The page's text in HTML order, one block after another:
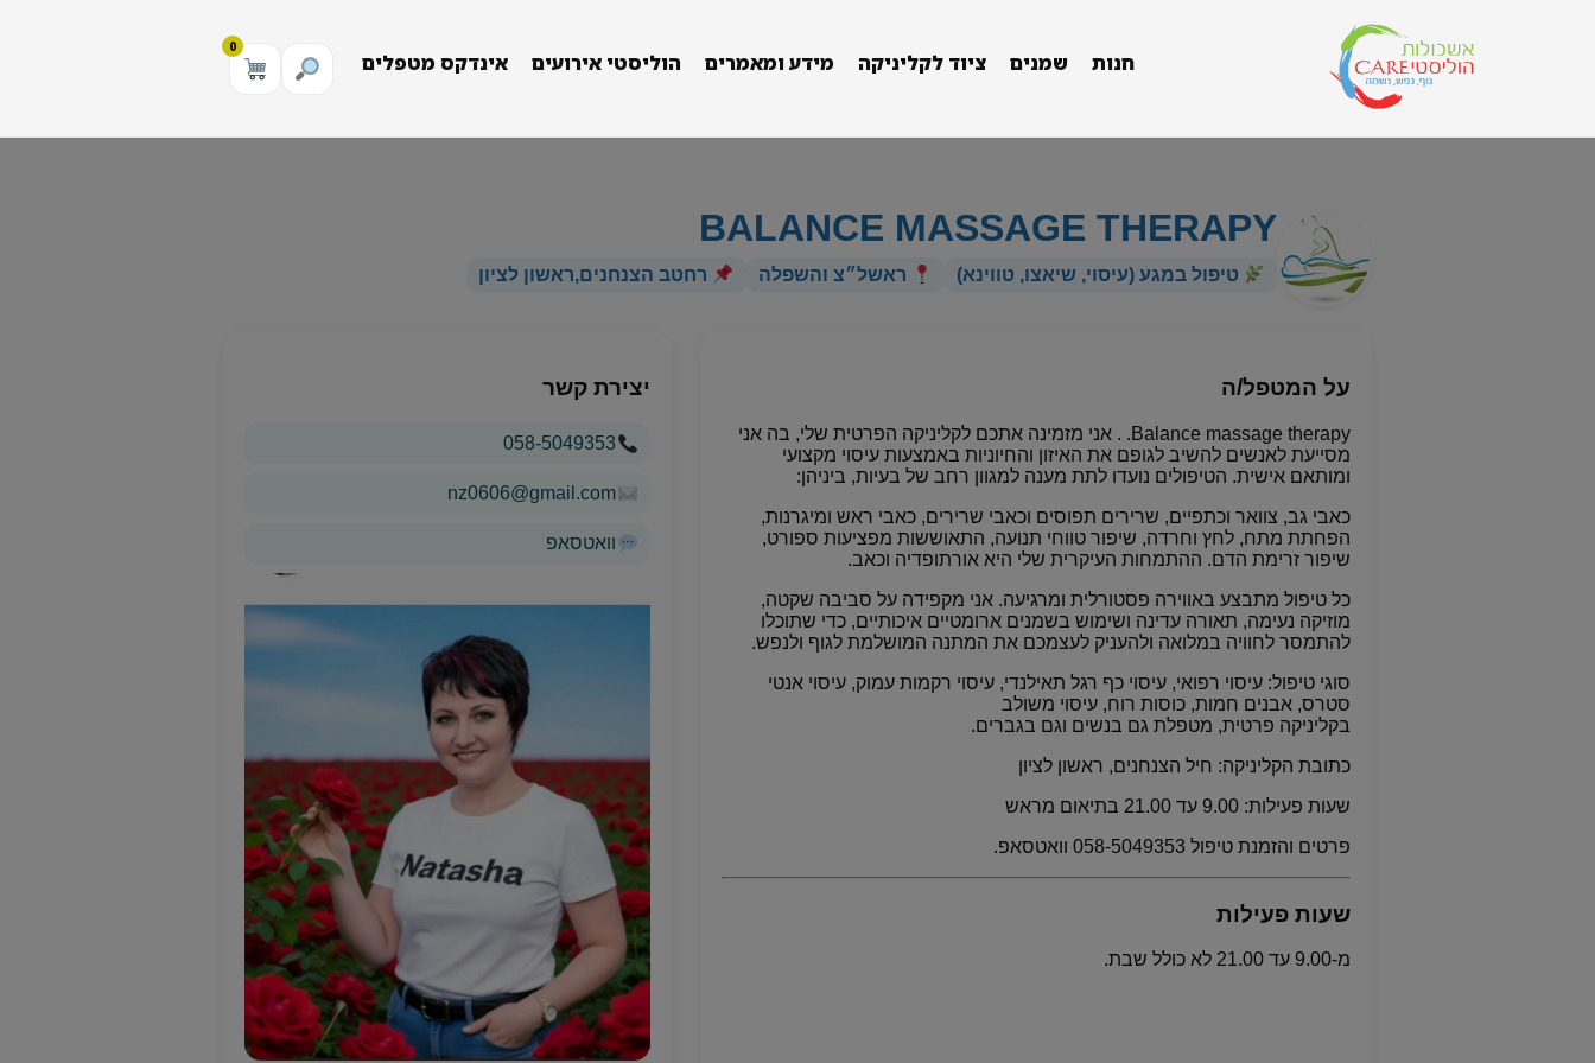
חנות שמנים ציוד לקליניקה מידע ומאמרים הוליסטי אירועים אינדקס מטפלים
0
BALANCE MASSAGE THERAPY
טיפול במגע (עיסוי, שיאצו, טווינא) ראשל״צ והשפלה רחטב הצנחנים,ראשון לציון
על המטפל/ה
Balance massage therapy. . אני מזמינה אתכם לקליניקה הפרטית שלי, בה אני
מסייעת לאנשים להשיב לגופם את האיזון והחיוניות באמצעות עיסוי מקצועי
ומותאם אישית. הטיפולים נועדו לתת מענה למגוון רחב של בעיות, ביניהן:
כאבי גב, צוואר וכתפיים, שרירים תפוסים וכאבי שרירים, כאבי ראש ומיגרנות,
הפחתת מתח, לחץ וחרדה, שיפור טווחי תנועה, התאוששות מפציעות ספורט,
שיפור זרימת הדם. ההתמחות העיקרית שלי היא אורתופדיה וכאב.
כל טיפול מתבצע באווירה פסטורלית ומרגיעה. אני מקפידה על סביבה שקטה,
מוזיקה נעימה, תאורה עדינה ושימוש בשמנים ארומטיים איכותיים, כדי שתוכלו
להתמסר לחוויה במלואה ולהעניק לעצמכם את המתנה המושלמת לגוף ולנפש.
סוגי טיפול: עיסוי רפואי, עיסוי כף רגל תאילנדי, עיסוי רקמות עמוק, עיסוי אנטי
סטרס, אבנים חמות, כוסות רוח, עיסוי משולב
בקליניקה פרטית, מטפלת גם בנשים וגם בגברים.
כתובת הקליניקה: חיל הצנחנים, ראשון לציון
שעות פעילות: 9.00 עד 21.00 בתיאום מראש
פרטים והזמנת טיפול 058-5049353 וואטסאפ.
שעות פעילות
מ-9.00 עד 21.00 לא כולל שבת.
יצירת קשר
058-5049353
nz0606@gmail.com
וואטסאפ